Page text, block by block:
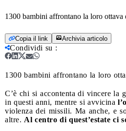
1300 bambini affrontano la loro ottava
Copia il link Archivia articolo
Condividi su :
1300 bambini affrontano la loro
C’è chi si accontenta di vincere la
in questi anni, mentre si avvicina
violenza dei missili. Ma anche, e
altre. Al centro di quest’estate ci